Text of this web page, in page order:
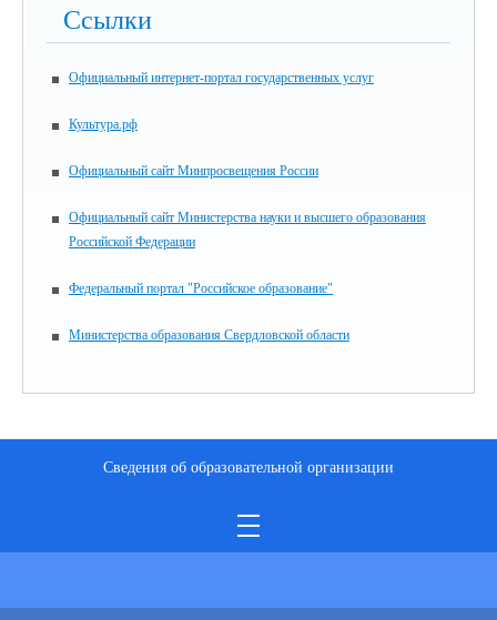
Ссылки
Официальный интернет-портал государственных услуг
Культура.рф
Официальный сайт Минпросвещения России
Официальный сайт Министерства науки и высшего образования
Российской Федерации
Федеральный портал "Российское образование"
Министерства образования Свердловской области
Сведения об образовательной организации